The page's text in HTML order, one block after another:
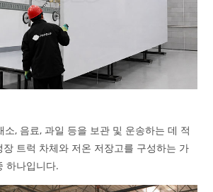
소, 음료, 과일 등을 보관 및 운송하는 데 적
장 트럭 차체와 저온 저장고를 구성하는 가
하나입니다.